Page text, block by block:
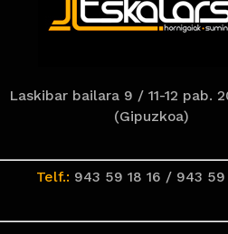
Laskibar bailara 9 / 11-12 pab.
(Gipuzkoa)
Telf.: 943 59 18 16 / 943 59